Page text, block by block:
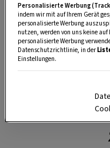
Personalisierte Werbung
indem wir mit auf Ihrem Gerät
personalisierte Werbung
nutzen, werden von uns keine
personalisierte Werbung
Datenschutzrichtlinie, in der
Einstellungen.